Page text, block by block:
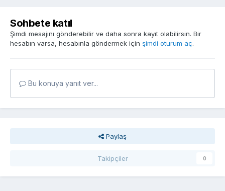
Sohbete katıl
Şimdi mesajını gönderebilir ve daha sonra kayıt olabilirsin. Bir
hesabın varsa, hesabınla göndermek için şimdi oturum aç.
Bu konuya yanıt ver...
Paylaş
Takipçiler 0